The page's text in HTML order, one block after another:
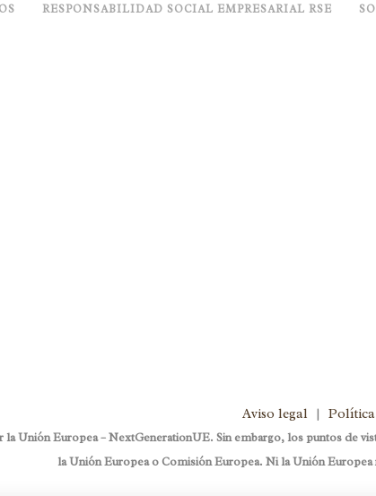
RESPONSABILIDAD SOCIAL EMPRESARIAL RSE
Aviso legal |
la Unión Europea – NextGenerationUE. Sin embargo, los puntos de
la Unión Europea o Comisión Europea. Ni la Unión